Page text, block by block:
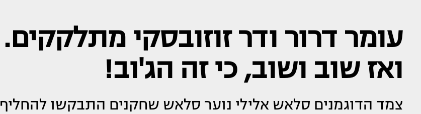
עומר דרור ודר זוזובסקי מתלקקים.
ואז שוב ושוב, כי זה הג'וב!
צמד הדוגמנים סלאש אלילי נוער סלאש שחקנים התבקשו להחליף